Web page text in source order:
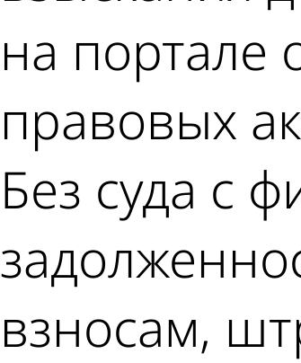
на портале
правовых
Без суда с
взносам,